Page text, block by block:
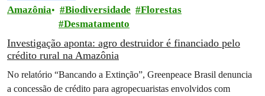
Amazônia Biodiversidade
Florestas
Desmatamento
Investigação aponta: agro destruidor é financiado pelo
crédito rural na Amazônia
No relatório “Bancando a Extinção”, Greenpeace Brasil denuncia
a concessão de crédito para agropecuaristas envolvidos com